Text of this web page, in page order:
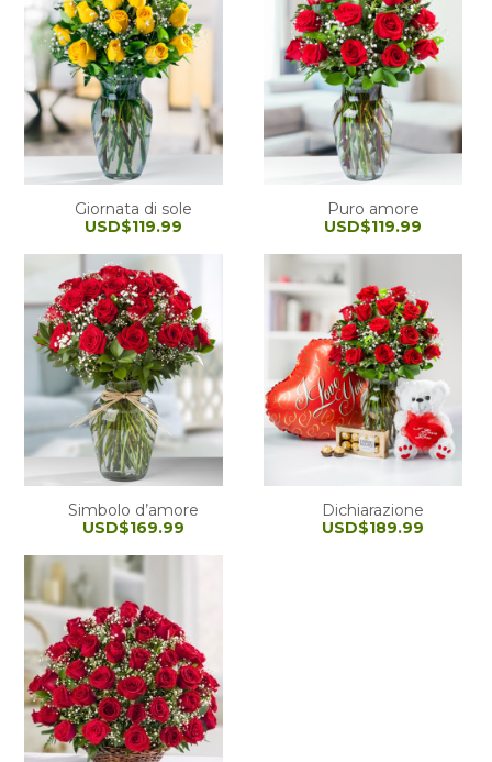
Giornata di sole
USD$119.99
Puro amore
USD$119.99
Simbolo d’amore
USD$169.99
Dichiarazione
USD$189.99